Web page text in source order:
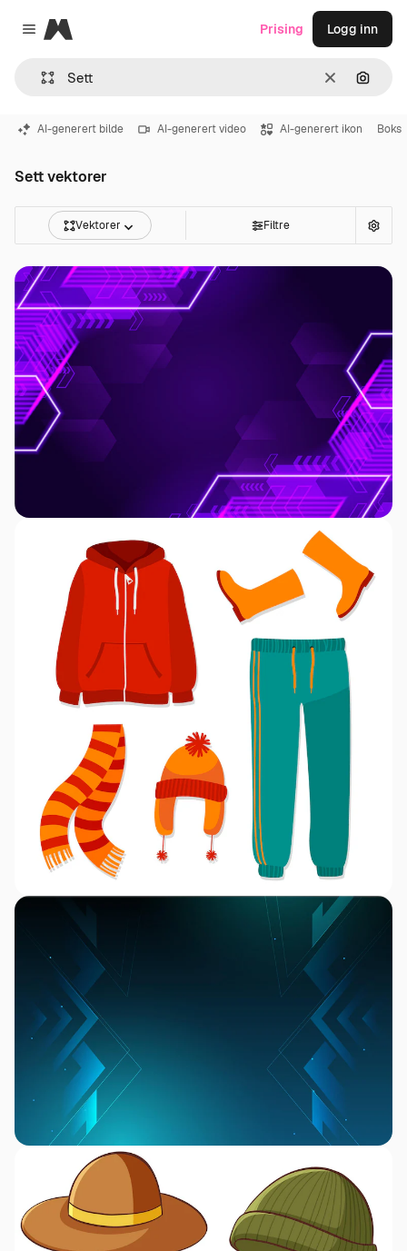
Close menu
Magnific
Slett Søk
Prising Logg inn
AI-generert bilde AI-generert video AI-generert ikon Boks
Sett vektorer
Vektorer Filtre